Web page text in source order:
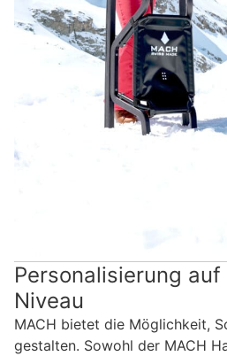
Personalisierung
Niveau
MACH bietet die Möglichkeit,
gestalten. Sowohl der MACH